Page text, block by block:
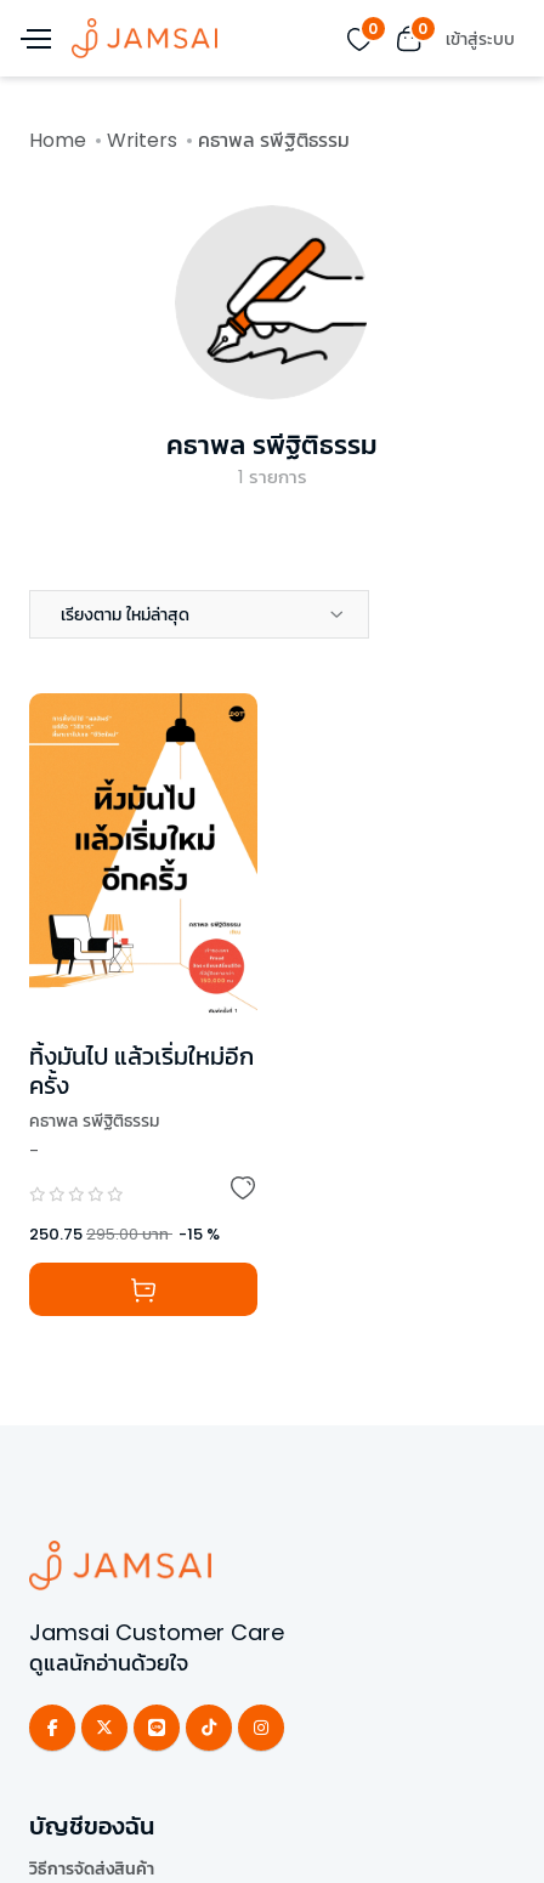
0 0 เข้าสู่ระบบ
Home Writers คธาพล รพีฐิติธรรม
คธาพล รพีฐิติธรรม
1 รายการ
เรียงตาม ใหม่ล่าสุด
ทิ้งมันไป แล้วเริ่มใหม่อีก
ครั้ง
คธาพล รพีฐิติธรรม
-
250.75295.00บาท -15 %
Jamsai Customer Care
ดูแลนักอ่านด้วยใจ
บัญชีของฉัน
วิธีการจัดส่งสินค้า